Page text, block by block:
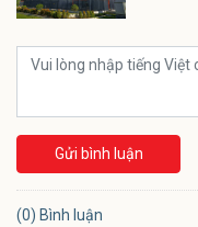
Gửi bình luận
(0) Bình luận